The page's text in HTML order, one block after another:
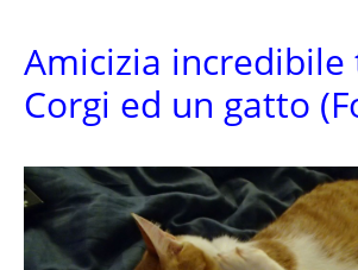
Amicizia incredibile
Corgi ed un gatto